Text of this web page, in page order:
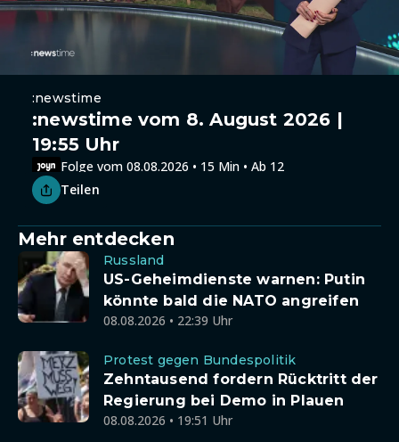
:newstime
:newstime vom 8. August 2026 |
19:55 Uhr
Folge vom 08.08.2026 • 15 Min • Ab 12
Teilen
Mehr entdecken
Russland
US-Geheimdienste warnen: Putin
könnte bald die NATO angreifen
08.08.2026 • 22:39 Uhr
Protest gegen Bundespolitik
Zehntausend fordern Rücktritt der
Regierung bei Demo in Plauen
08.08.2026 • 19:51 Uhr